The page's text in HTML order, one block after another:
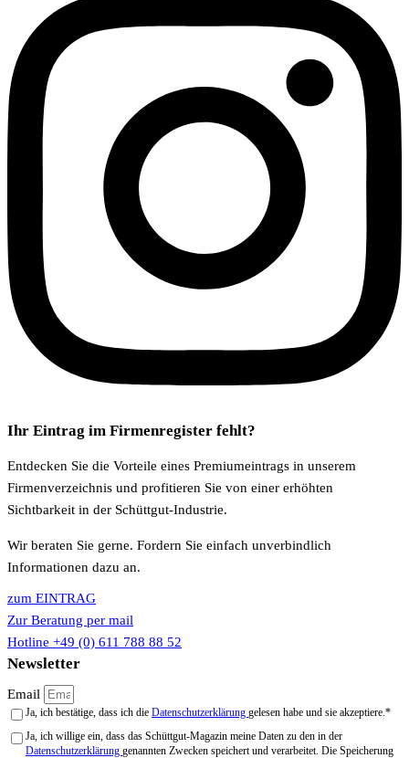
Ihr Eintrag im Firmenregister fehlt?
Entdecken Sie die Vorteile eines Premiumeintrags in unserem
Firmenverzeichnis und profitieren Sie von einer erhöhten
Sichtbarkeit in der Schüttgut-Industrie.
Wir beraten Sie gerne. Fordern Sie einfach unverbindlich
Informationen dazu an.
zum EINTRAG
Zur Beratung per mail
Hotline +49 (0) 611 788 88 52
Newsletter
Email
Ja, ich bestätige, dass ich die Datenschutzerklärung gelesen habe und sie akzeptiere.*
Ja, ich willige ein, dass das Schüttgut-Magazin meine Daten zu den in der
Datenschutzerklärung genannten Zwecken speichert und verarbeitet. Die Speicherung